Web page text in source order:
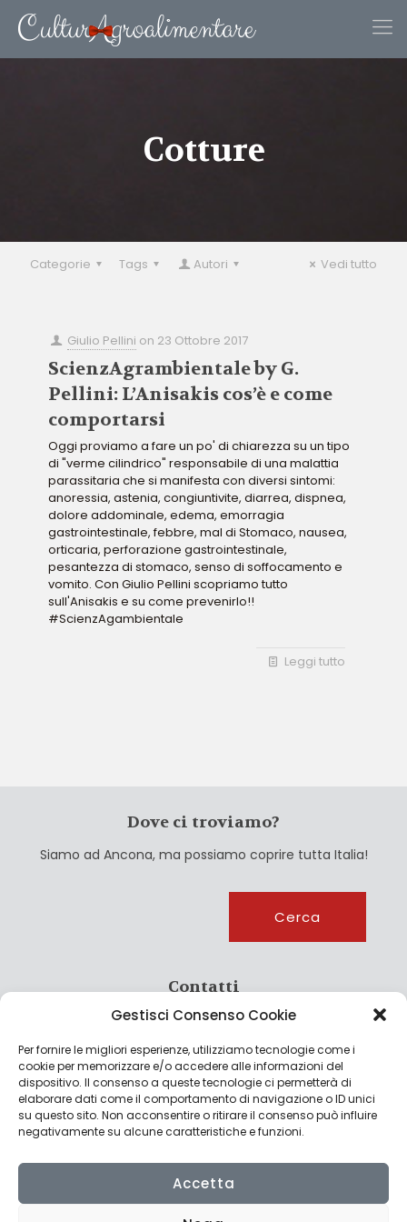
Gestisci Consenso Cookie
Per fornire le migliori esperienze, utilizziamo tecnologie come i
cookie per memorizzare e/o accedere alle informazioni del
dispositivo. Il consenso a queste tecnologie ci permetterà di
elaborare dati come il comportamento di navigazione o ID unici
su questo sito. Non acconsentire o ritirare il consenso può influire
negativamente su alcune caratteristiche e funzioni.
Accetta
Cotture
Categorie Tags Autori Vedi tutto
Giulio Pellini on 23 Ottobre 2017
ScienzAgrambientale by G.
Pellini: L’Anisakis cos’è e come
comportarsi
Oggi proviamo a fare un po' di chiarezza su un tipo
di "verme cilindrico" responsabile di una malattia
parassitaria che si manifesta con diversi sintomi:
anoressia, astenia, congiuntivite, diarrea, dispnea,
dolore addominale, edema, emorragia
gastrointestinale, febbre, mal di Stomaco, nausea,
orticaria, perforazione gastrointestinale,
pesantezza di stomaco, senso di soffocamento e
vomito. Con Giulio Pellini scopriamo tutto
sull'Anisakis e su come prevenirlo!!
#ScienzAgambientale
Leggi tutto
Dove ci troviamo?
Siamo ad Ancona, ma possiamo coprire tutta Italia!
Cerca
Contatti
info@culturagroalimentare.com
Note legali
Privacy Policy